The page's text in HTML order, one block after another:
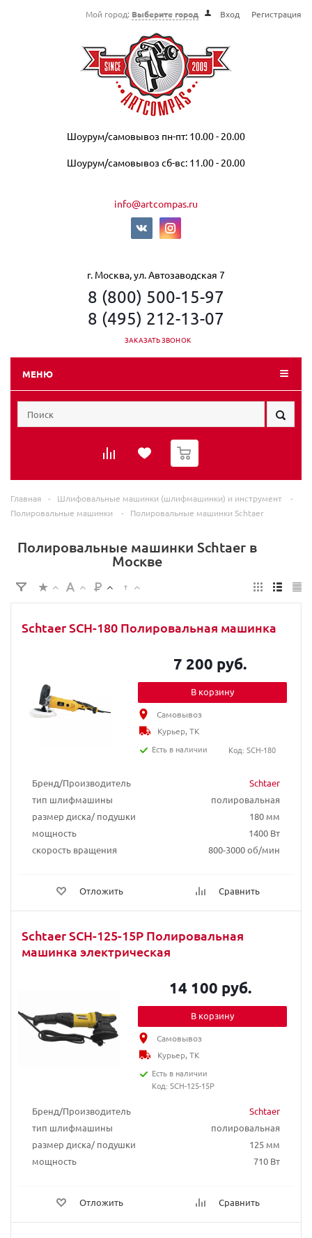
Мой город: Выберите город Вход Регистрация
Шоурум/самовывоз пн-пт: 10.00 - 20.00
Шоурум/самовывоз сб-вс: 11.00 - 20.00
info@artcompas.ru
г. Москва, ул. Автозаводская 7
8 (800) 500-15-97
8 (495) 212-13-07
ЗАКАЗАТЬ ЗВОНОК
МЕНЮ
0
Главная - Шлифовальные машинки (шлифмашинки) и инструмент
-
Полировальные машинки
- Полировальные машинки Schtaer
Полировальные машинки Schtaer в
Москве
Schtaer SCH-180 Полировальная машинка
Бренд/Производитель
Schtaer
тип шлифмашины
полировальная
размер диска/ подушки
180 мм
мощность
1400 Вт
скорость вращения
800-3000 об/мин
Отложить Сравнить
7 200 руб.
В корзину
Самовывоз
Курьер, ТК
Есть в наличии
Код: SCH-180
Schtaer SCH-125-15P Полировальная
машинка электрическая
Бренд/Производитель
Schtaer
тип шлифмашины
полировальная
размер диска/ подушки
125 мм
мощность
710 Вт
Отложить Сравнить
14 100 руб.
В корзину
Самовывоз
Курьер, ТК
Есть в наличии
Код: SCH-125-15P